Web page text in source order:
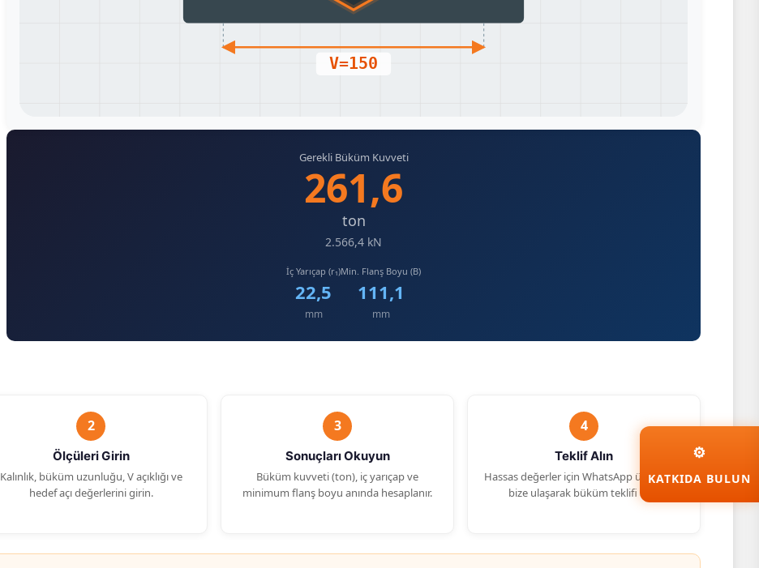
V=150
Gerekli Büküm Kuvveti
261,6
ton
2.566,4 kN
İç Yarıçap (r₁)
22,5
mm
Min. Flanş Boyu (B)
111,1
mm
2
Ölçüleri Girin
Kalınlık, büküm uzunluğu, V açıklığı ve
hedef açı değerlerini girin.
3
Sonuçları Okuyun
Büküm kuvveti (ton), iç yarıçap ve
minimum flanş boyu anında hesaplanır.
4
Teklif Alın
Hassas değerler için WhatsApp üzerinden
bize ulaşarak büküm teklifi alın.
⚙
KATKIDA BULUN